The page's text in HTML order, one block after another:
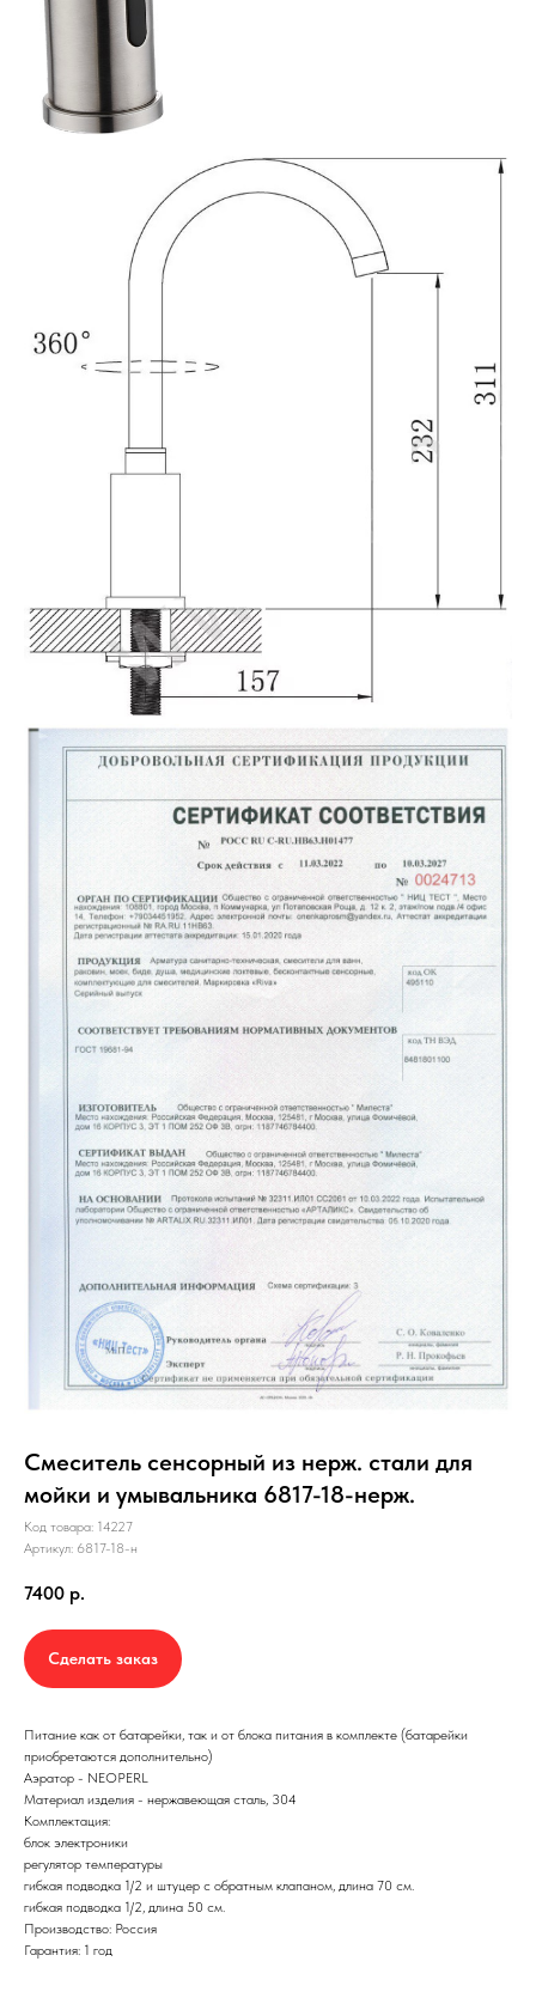
Смеситель сенсорный из нерж. стали для
мойки и умывальника 6817-18-нерж.
Код товара: 14227
Артикул: 6817-18-н
7400 р.
Сделать заказ
Питание как от батарейки, так и от блока питания в комплекте (батарейки
приобретаются дополнительно)
Аэратор - NEOPERL
Материал изделия - нержавеющая сталь, 304
Комплектация:
блок электроники
регулятор температуры
гибкая подводка 1/2 и штуцер с обратным клапаном, длина 70 см.
гибкая подводка 1/2, длина 50 см.
Производство: Россия
Гарантия: 1 год